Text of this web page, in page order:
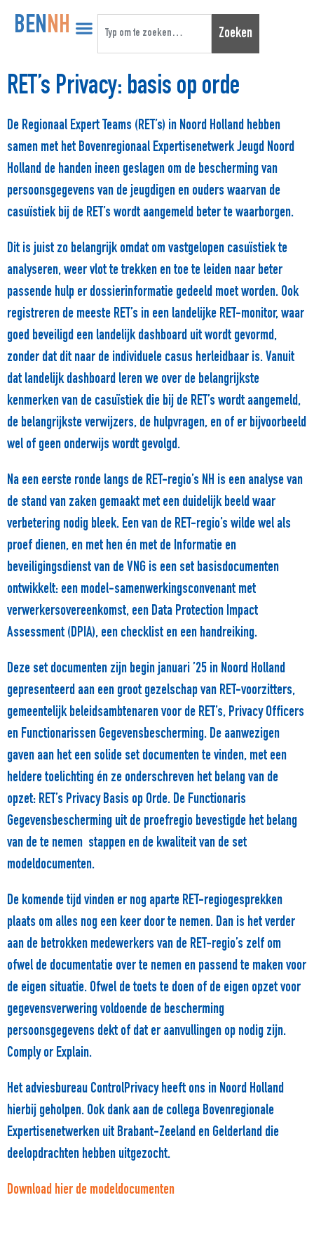
BENNH Zoeken
RET’s Privacy: basis op orde
De Regionaal Expert Teams (RET’s) in Noord Holland hebben
samen met het Bovenregionaal Expertisenetwerk Jeugd Noord
Holland de handen ineen geslagen om de bescherming van
persoonsgegevens van de jeugdigen en ouders waarvan de
casuïstiek bij de RET’s wordt aangemeld beter tewaarborgen.
Dit is juist zo belangrijk omdat om vastgelopen casuïstiek te
analyseren, weer vlot te trekken en toe te leiden naar beter
passende hulp er dossierinformatie gedeeld moet worden. Ook
registreren de meeste RET’s in een landelijke RET-monitor, waar
goed beveiligd een landelijk dashboard uit wordt gevormd,
zonder dat dit naar de individuele casus herleidbaar is. Vanuit
dat landelijk dashboard leren we over de belangrijkste
kenmerken van de casuïstiek die bij de RET’s wordt aangemeld,
de belangrijkste verwijzers, de hulpvragen, en of er bijvoorbeeld
wel of geen onderwijs wordt gevolgd.
Na een eerste ronde langs de RET-regio’s NH is een analyse van
de stand van zaken gemaakt met een duidelijk beeld waar
verbetering nodig bleek. Een van de RET-regio’s wilde wel als
proef dienen, en met hen én met de Informatie en
beveiligingsdienst van de VNG is een set basisdocumenten
ontwikkelt: een model-samenwerkingsconvenant met
verwerkersovereenkomst, een Data Protection Impact
Assessment (DPIA), een checklist en een handreiking.
Deze set documenten zijn begin januari ’25 in Noord Holland
gepresenteerd aan een groot gezelschap van RET-voorzitters,
gemeentelijk beleidsambtenaren voor de RET’s, Privacy Officers
en Functionarissen Gegevensbescherming. De aanwezigen
gaven aan het een solide set documenten te vinden, met een
heldere toelichting én ze onderschreven het belang van de
opzet: RET’s Privacy Basis op Orde. De Functionaris
Gegevensbescherming uit de proefregio bevestigde het belang
van de te nemen stappen en de kwaliteit van de set
modeldocumenten.
De komende tijd vinden er nog aparte RET-regiogesprekken
plaats om alles nog een keer door te nemen. Dan is het verder
aan de betrokken medewerkers van de RET-regio’s zelf om
ofwel de documentatie over te nemen en passend te maken voor
de eigen situatie. Ofwel de toets te doen of de eigen opzet voor
gegevensverwering voldoende de bescherming
persoonsgegevens dekt of dat er aanvullingen op nodig zijn.
Comply or Explain.
Het adviesbureau ControlPrivacy heeft ons in Noord Holland
hierbij geholpen. Ook dank aan de collega Bovenregionale
Expertisenetwerken uit Brabant-Zeeland en Gelderland die
deelopdrachten hebben uitgezocht.
Download hier de modeldocumenten